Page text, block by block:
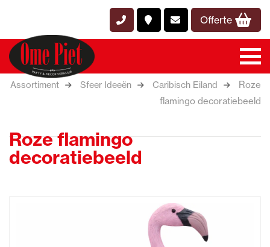
Offerte
Assortiment Sfeer Ideeën Caribisch Eiland
Roze
flamingo decoratiebeeld
Roze flamingo
decoratiebeeld